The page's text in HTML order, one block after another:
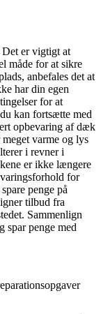
er vigtigt at
måde for at sikre
anbefales det at
har din egen
for at
kan fortsætte med
opbevaring af dæk
varme og lys
i revner i
er ikke længere
for
penge på
tilbud fra
Sammenlign
spar penge med